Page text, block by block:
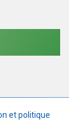
et politique